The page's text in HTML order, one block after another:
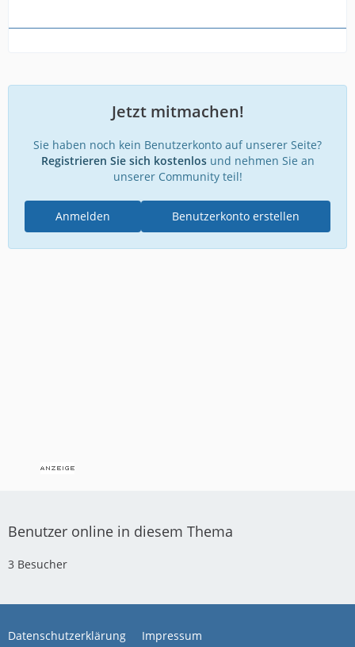
Jetzt mitmachen!
Sie haben noch kein Benutzerkonto auf unserer Seite?
Registrieren Sie sich kostenlosund nehmen Sie an
unserer Community teil!
Benutzerkonto erstellen
Anmelden
Benutzer online in diesem Thema
3 Besucher
Datenschutzerklärung Impressum